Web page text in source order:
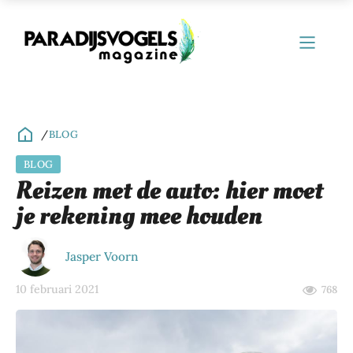
/BLOG
BLOG
Reizen met de auto: hier moet
je rekening mee houden
Jasper Voorn
10 februari 2021 768